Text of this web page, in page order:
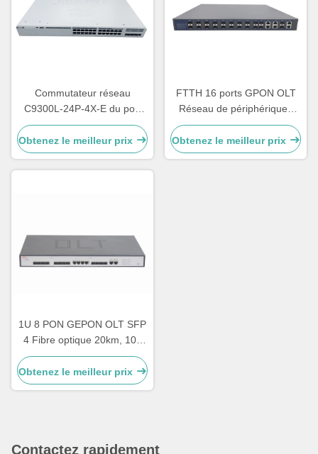
Commutateur réseau
C9300L-24P-4X-E ​​du port
POE 4x10G de C9300L 24
pour la sécurité/IdO/nuage
Obtenez le meilleur prix
FTTH 16 ports GPON OLT
Réseau de périphériques
Matériau en fer 25G
Obtenez le meilleur prix
1U 8 PON GEPON OLT SFP
4 Fibre optique 20km, 10g
EPON OLT 1 / 64 ONT
Uplink
Obtenez le meilleur prix
Contactez rapidement